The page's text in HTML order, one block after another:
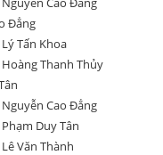
Đẳng
Tấn Khoa
Thanh Thủy
Cao Đẳng
Duy Tân
Văn Thành